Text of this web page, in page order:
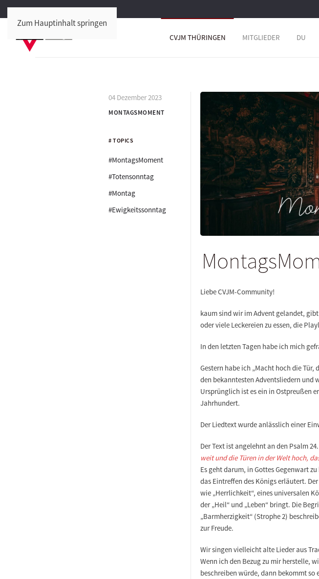
Zum Hauptinhalt springen
CVJM THÜRINGEN MITGLIEDER DU
04 Dezember 2023
MONTAGSMOMENT
# TOPICS
#MontagsMoment
#Totensonntag
#Montag
#Ewigkeitssonntag
Liebe CVJM-Community!
kaum sind wir im Advent gelandet,
oder viele Leckereien zu essen, die
In den letzten Tagen habe ich mich
Gestern habe ich „Macht hoch die Tür,
den bekanntesten Adventsliedern und
Ursprünglich ist esein in Ostpreußen
Jahrhundert.
Der Liedtext wurde anlässlich einer
Der Text ist angelehnt an den Psalm 24.
weit und die Türen in der Welt hoch,
Es geht darum, in Gottes Gegenwart
das Eintreffen des Königserläutert.
wie „Herrlichkeit“, eines universalen
der „Heil“ und „Leben“ bringt. Die
„Barmherzigkeit“ (Strophe 2)
zur Freude.
Wir singen vielleicht alte Lieder aus
Wenn ich den Bezug zu mir herstelle,
beschreiben würde, dann bekommt so